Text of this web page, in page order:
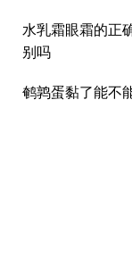
水乳霜眼霜的正
别吗
鹌鹑蛋黏了能不